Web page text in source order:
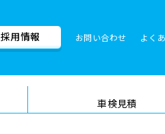
採用情報 お問い合わせ よく
車検見積
品質管理とサポート体制